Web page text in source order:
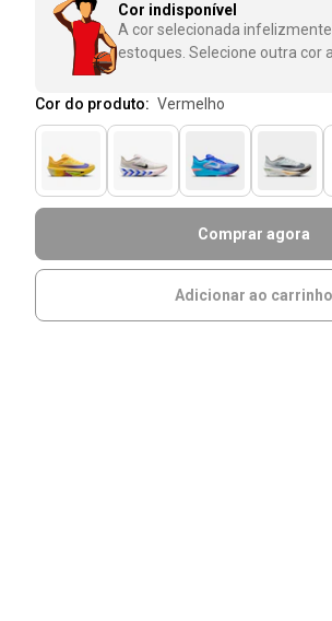
Cor indisponível
A cor selecionada
estoques. Selecione outra cor
Cor do produto: vermelho
Comprar agora
Adicionar ao carrinho